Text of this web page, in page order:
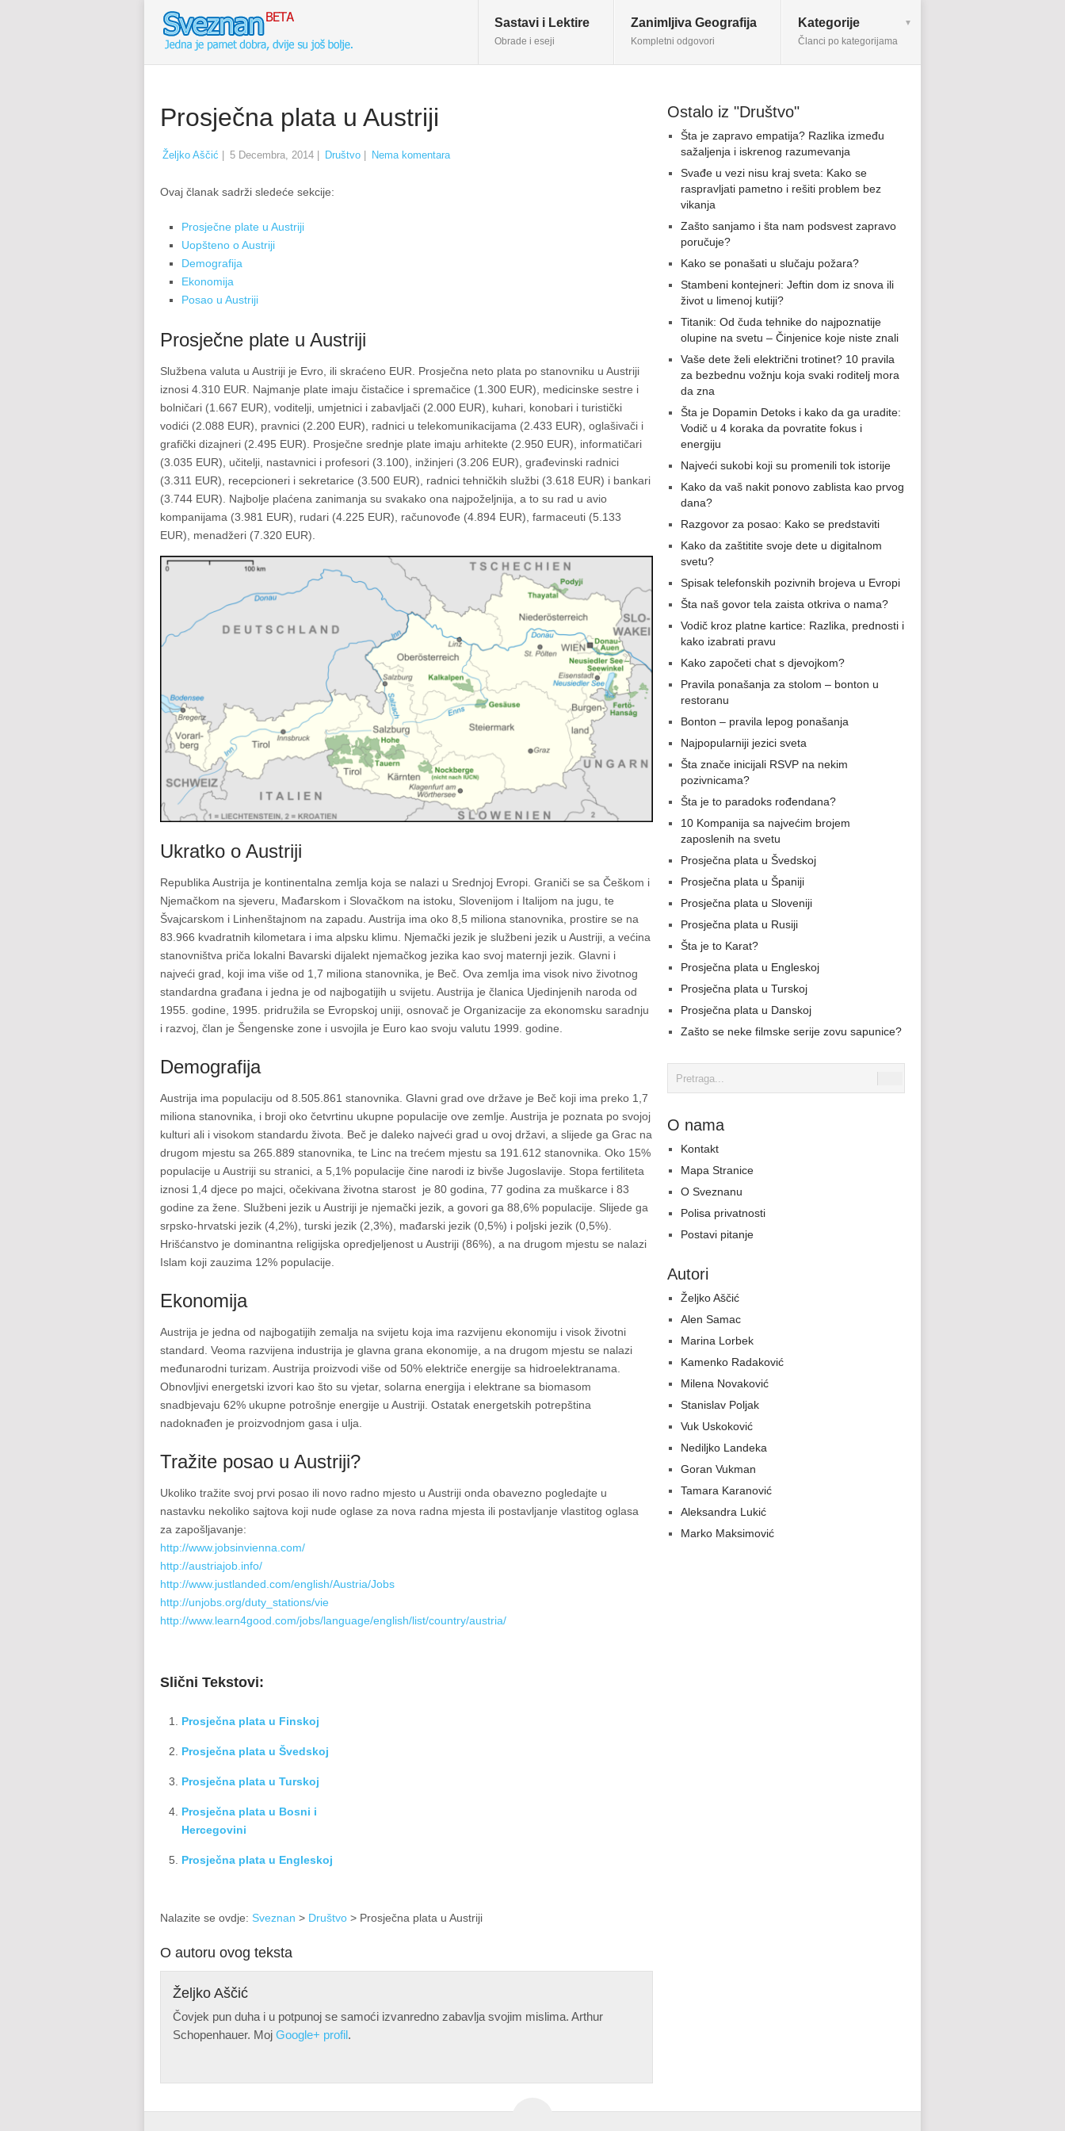
Sastavi i Lektire
Obrade i eseji
Zanimljiva Geografija
Kompletni odgovori
Kategorije
Članci po kategorijama
Prosječna plata u Austriji
Željko Aščić 5 Decembra, 2014 Društvo Nema komentara
Ovaj članak sadrži sledeće sekcije:
Prosječne plate u Austriji
Uopšteno o Austriji
Demografija
Ekonomija
Posao u Austriji
Prosječne plate u Austriji
Službena valuta u Austriji je Evro, ili skraćeno EUR. Prosječna neto plata po stanovniku u Austriji
iznosi 4.310 EUR. Najmanje plate imaju čistačice i spremačice (1.300 EUR), medicinske sestre i
bolničari (1.667 EUR), voditelji, umjetnici i zabavljači (2.000 EUR), kuhari, konobari i turistički
vodići (2.088 EUR), pravnici (2.200 EUR), radnici u telekomunikacijama (2.433 EUR), oglašivači i
grafički dizajneri (2.495 EUR). Prosječne srednje plate imaju arhitekte (2.950 EUR), informatičari
(3.035 EUR), učitelji, nastavnici i profesori (3.100), inžinjeri (3.206 EUR), građevinski radnici
(3.311 EUR), recepcioneri i sekretarice (3.500 EUR), radnici tehničkih službi (3.618 EUR) i bankari
(3.744 EUR). Najbolje plaćena zanimanja su svakako ona najpoželjnija, a to su rad u avio
kompanijama (3.981 EUR), rudari (4.225 EUR), računovođe (4.894 EUR), farmaceuti (5.133
EUR), menadžeri (7.320 EUR).
Ukratko o Austriji
Republika Austrija je kontinentalna zemlja koja se nalazi u Srednjoj Evropi. Graniči se sa Češkom i
Njemačkom na sjeveru, Mađarskom i Slovačkom na istoku, Slovenijom i Italijom na jugu, te
Švajcarskom i Linhenštajnom na zapadu. Austrija ima oko 8,5 miliona stanovnika, prostire se na
83.966 kvadratnih kilometara i ima alpsku klimu. Njemački jezik je službeni jezik u Austriji, a većina
stanovništva priča lokalni Bavarski dijalekt njemačkog jezika kao svoj maternji jezik. Glavni i
najveći grad, koji ima više od 1,7 miliona stanovnika, je Beč. Ova zemlja ima visok nivo životnog
standardna građana i jedna je od najbogatijih u svijetu. Austrija je članica Ujedinjenih naroda od
1955. godine, 1995. pridružila se Evropskoj uniji, osnovač je Organizacije za ekonomsku saradnju
i razvoj, član je Šengenske zone i usvojila je Euro kao svoju valutu 1999. godine.
Demografija
Austrija ima populaciju od 8.505.861 stanovnika. Glavni grad ove države je Beč koji ima preko 1,7
miliona stanovnika, i broji oko četvrtinu ukupne populacije ove zemlje. Austrija je poznata po svojoj
kulturi ali i visokom standardu života. Beč je daleko najveći grad u ovoj državi, a slijede ga Grac na
drugom mjestu sa 265.889 stanovnika, te Linc na trećem mjestu sa 191.612 stanovnika. Oko 15%
populacije u Austriji su stranici, a 5,1% populacije čine narodi iz bivše Jugoslavije. Stopa fertiliteta
iznosi 1,4 djece po majci, očekivana životna starost je 80 godina, 77 godina za muškarce i 83
godine za žene. Službeni jezik u Austriji je njemački jezik, a govori ga 88,6% populacije. Slijede ga
srpsko-hrvatski jezik (4,2%), turski jezik (2,3%), mađarski jezik (0,5%) i poljski jezik (0,5%).
Hrišćanstvo je dominantna religijska opredjeljenost u Austriji (86%), a na drugom mjestu se nalazi
Islam koji zauzima 12% populacije.
Ekonomija
Austrija je jedna od najbogatijih zemalja na svijetu koja ima razvijenu ekonomiju i visok životni
standard. Veoma razvijena industrija je glavna grana ekonomije, a na drugom mjestu se nalazi
međunarodni turizam. Austrija proizvodi više od 50% električe energije sa hidroelektranama.
Obnovljivi energetski izvori kao što su vjetar, solarna energija i elektrane sa biomasom
snadbjevaju 62% ukupne potrošnje energije u Austriji. Ostatak energetskih potrepština
nadoknađen je proizvodnjom gasa i ulja.
Tražite posao u Austriji?
Ukoliko tražite svoj prvi posao ili novo radno mjesto u Austriji onda obavezno pogledajte u
nastavku nekoliko sajtova koji nude oglase za nova radna mjesta ili postavljanje vlastitog oglasa
za zapošljavanje:
http://www.jobsinvienna.com/
http://austriajob.info/
http://www.justlanded.com/english/Austria/Jobs
http://unjobs.org/duty_stations/vie
http://www.learn4good.com/jobs/language/english/list/country/austria/
Slični Tekstovi:
Prosječna plata u Finskoj
Prosječna plata u Švedskoj
Prosječna plata u Turskoj
Prosječna plata u Bosni i
Hercegovini
Prosječna plata u Engleskoj
Nalazite se ovdje: Sveznan > Društvo > Prosječna plata u Austriji
O autoru ovog teksta
Željko Aščić
Čovjek pun duha i u potpunoj se samoći izvanredno zabavlja svojim mislima. Arthur
Schopenhauer. Moj Google+ profil.
Ostalo iz "Društvo"
Šta je zapravo empatija? Razlika između
sažaljenja i iskrenog razumevanja
Svađe u vezi nisu kraj sveta: Kako se
raspravljati pametno i rešiti problem bez
vikanja
Zašto sanjamo i šta nam podsvest zapravo
poručuje?
Kako se ponašati u slučaju požara?
Stambeni kontejneri: Jeftin dom iz snova ili
život u limenoj kutiji?
Titanik: Od čuda tehnike do najpoznatije
olupine na svetu – Činjenice koje niste znali
Vaše dete želi električni trotinet? 10 pravila
za bezbednu vožnju koja svaki roditelj mora
da zna
Šta je Dopamin Detoks i kako da ga uradite:
Vodič u 4 koraka da povratite fokus i
energiju
Najveći sukobi koji su promenili tok istorije
Kako da vaš nakit ponovo zablista kao prvog
dana?
Razgovor za posao: Kako se predstaviti
Kako da zaštitite svoje dete u digitalnom
svetu?
Spisak telefonskih pozivnih brojeva u Evropi
Šta naš govor tela zaista otkriva o nama?
Vodič kroz platne kartice: Razlika, prednosti i
kako izabrati pravu
Kako započeti chat s djevojkom?
Pravila ponašanja za stolom – bonton u
restoranu
Bonton – pravila lepog ponašanja
Najpopularniji jezici sveta
Šta znače inicijali RSVP na nekim
pozivnicama?
Šta je to paradoks rođendana?
10 Kompanija sa najvećim brojem
zaposlenih na svetu
Prosječna plata u Švedskoj
Prosječna plata u Španiji
Prosječna plata u Sloveniji
Prosječna plata u Rusiji
Šta je to Karat?
Prosječna plata u Engleskoj
Prosječna plata u Turskoj
Prosječna plata u Danskoj
Zašto se neke filmske serije zovu sapunice?
O nama
Kontakt
Mapa Stranice
O Sveznanu
Polisa privatnosti
Postavi pitanje
Autori
Željko Aščić
Alen Samac
Marina Lorbek
Kamenko Radaković
Milena Novaković
Stanislav Poljak
Vuk Uskoković
Nediljko Landeka
Goran Vukman
Tamara Karanović
Aleksandra Lukić
Marko Maksimović